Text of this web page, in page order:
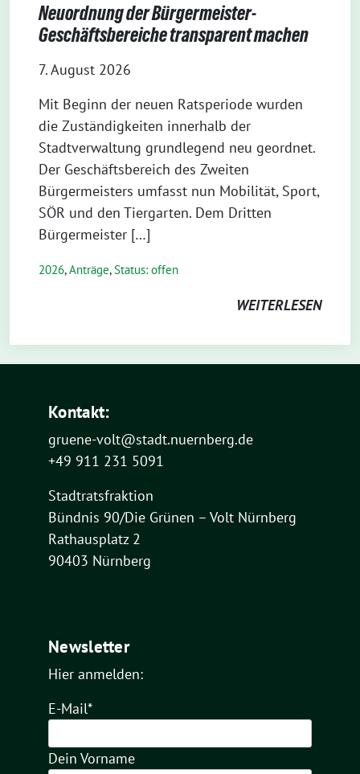
Neuordnung der Bürgermeister-
Geschäftsbereiche transparent machen
7. August 2026
Mit Beginn der neuen Ratsperiode wurden
die Zuständigkeiten innerhalb der
Stadtverwaltung grundlegend neu geordnet.
Der Geschäftsbereich des Zweiten
Bürgermeisters umfasst nun Mobilität, Sport,
SÖR und den Tiergarten. Dem Dritten
Bürgermeister […]
2026,Anträge,Status: offen
WEITERLESEN
Kontakt:
gruene-volt@stadt.nuernberg.de
+49 911 231 5091
Stadtratsfraktion
Bündnis 90/Die Grünen – Volt Nürnberg
Rathausplatz 2
90403 Nürnberg
Newsletter
Hier anmelden:
E-Mail*
Dein Vorname